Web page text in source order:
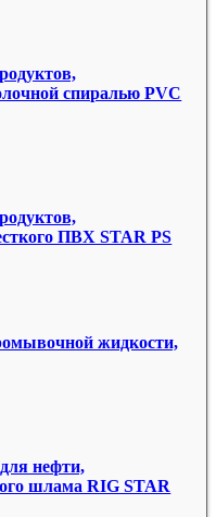
спиралью PVC
ПВХ STAR PS
жидкости,
нефти,
шлама RIG STAR